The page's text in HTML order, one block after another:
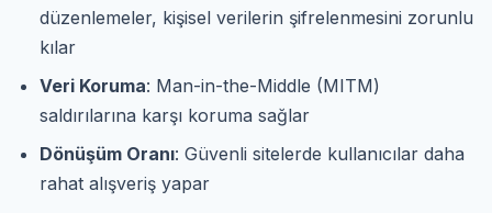
düzenlemeler, kişisel verilerin şifrelenmesini zorunlu
kılar
Veri Koruma: Man-in-the-Middle (MITM)
saldırılarına karşı koruma sağlar
Dönüşüm Oranı: Güvenli sitelerde kullanıcılar daha
rahat alışveriş yapar